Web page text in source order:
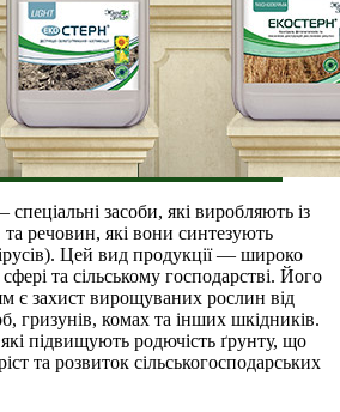
засоби, які виробляють із
та речовин, які вони синтезують
Цей вид продукції — широко
та сільському господарстві. Його
є захист вирощуваних рослин від
гризунів, комах та інших шкідників.
підвищують родючість ґрунту, що
та розвиток сільськогосподарських